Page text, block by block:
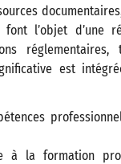
font l’objet d’une
réglementaires,
est
la formation